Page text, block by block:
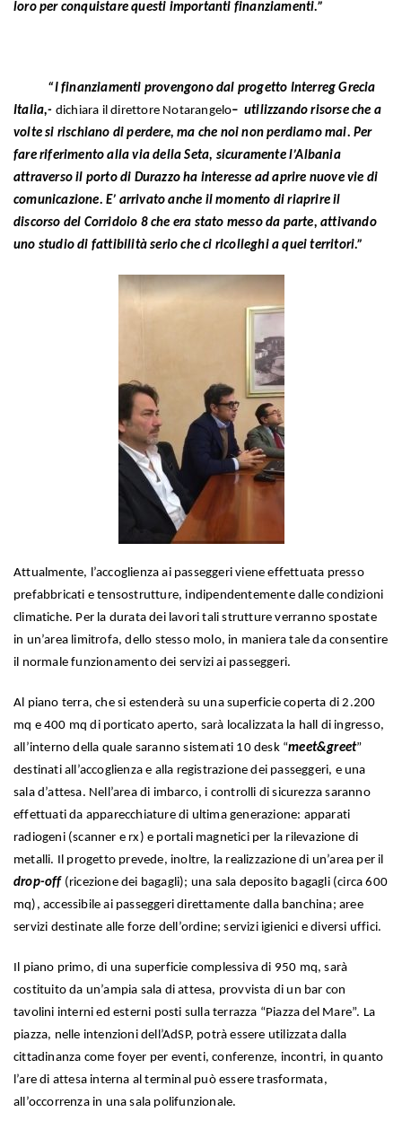
loro per conquistare questi importanti finanziamenti.”
“I finanziamenti provengono dal progetto Interreg Grecia
Italia,- dichiara il direttore Notarangelo– utilizzando risorse che a
volte si rischiano di perdere, ma che noi non perdiamo mai. Per
fare riferimento alla via della Seta, sicuramente l’Albania
attraverso il porto di Durazzo ha interesse ad aprire nuove vie di
comunicazione. E’ arrivato anche il momento di riaprire il
discorso del Corridoio 8 che era stato messo da parte, attivando
uno studio di fattibilità serio che ci ricolleghi a quei territori.”
Attualmente, l’accoglienza ai passeggeri viene effettuata presso
prefabbricati e tensostrutture, indipendentemente dalle condizioni
climatiche. Per la durata dei lavori tali strutture verranno spostate
in un’area limitrofa, dello stesso molo, in maniera tale da consentire
il normale funzionamento dei servizi ai passeggeri.
Al piano terra, che si estenderà su una superficie coperta di 2.200
mq e 400 mq di porticato aperto, sarà localizzata la hall di ingresso,
all’interno della quale saranno sistemati 10 desk “meet&greet”
destinati all’accoglienza e alla registrazione dei passeggeri, e una
sala d’attesa. Nell’area di imbarco, i controlli di sicurezza saranno
effettuati da apparecchiature di ultima generazione: apparati
radiogeni (scanner e rx) e portali magnetici per la rilevazione di
metalli. Il progetto prevede, inoltre, la realizzazione di un’area per il
drop-off (ricezione dei bagagli); una sala deposito bagagli (circa 600
mq), accessibile ai passeggeri direttamente dalla banchina; aree
servizi destinate alle forze dell’ordine; servizi igienici e diversi uffici.
Il piano primo, di una superficie complessiva di 950 mq, sarà
costituito da un’ampia sala di attesa, provvista di un bar con
tavolini interni ed esterni posti sulla terrazza “Piazza del Mare”. La
piazza, nelle intenzioni dell’AdSP, potrà essere utilizzata dalla
cittadinanza come foyer per eventi, conferenze, incontri, in quanto
l’are di attesa interna al terminal può essere trasformata,
all’occorrenza in una sala polifunzionale.